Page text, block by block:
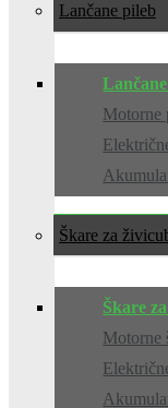
Lančane pile
Motorne
Škare za živicu
Škare
Motorne